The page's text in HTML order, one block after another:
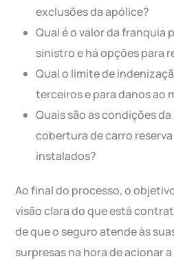
exclusões da apólice?
Qual é o valor da franquia
sinistro e há opções para
Qual o limite de
terceiros e para danos ao
Quais são as condições
cobertura de carro
instalados?
Ao final do processo, o
visão clara do que está
de que o seguro atende às
surpresas na hora de acionar